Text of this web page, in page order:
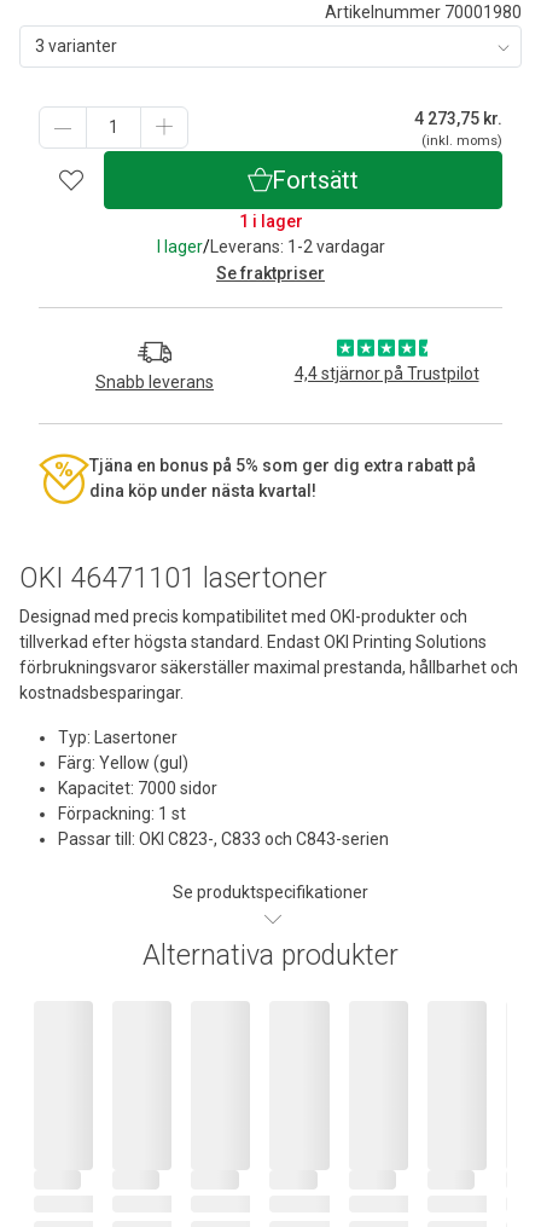
OKI 46471101 lasertoner
Designad med precis kompatibilitet med OKI-produkter och
tillverkad efter högsta standard. Endast OKI Printing Solutions
förbrukningsvaror säkerställer maximal prestanda, hållbarhet och
kostnadsbesparingar.
Typ: Lasertoner
Färg: Yellow (gul)
Kapacitet: 7000 sidor
Förpackning: 1 st
Passar till: OKI C823-, C833 och C843-serien
Se produktspecifikationer
Artikelnummer 70001980
3 varianter
4 273,75 kr.
(inkl. moms)
Fortsätt
1 i lager
I lager/Leverans: 1-2 vardagar
Se fraktpriser
Snabb leverans 4,4 stjärnor på Trustpilot
Tjäna en bonus på 5% som ger dig extra rabatt på
dina köp under nästa kvartal!
Alternativa produkter